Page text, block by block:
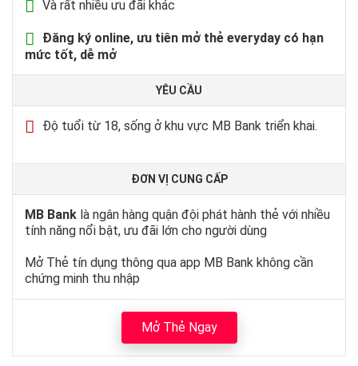
Và rất nhiều ưu đãi khác
Đăng ký online, ưu tiên mở thẻ everyday có hạn
mức tốt, dễ mở
YÊU CẦU
Độ tuổi từ 18, sống ở khu vực MB Bank triển khai.
ĐƠN VỊ CUNG CẤP
MB Bank là ngân hàng quận đội phát hành thẻ với nhiều
tính năng nổi bật, ưu đãi lớn cho người dùng
Mở Thẻ tín dụng thông qua app MB Bank không cần
chứng minh thu nhập
Mở Thẻ Ngay